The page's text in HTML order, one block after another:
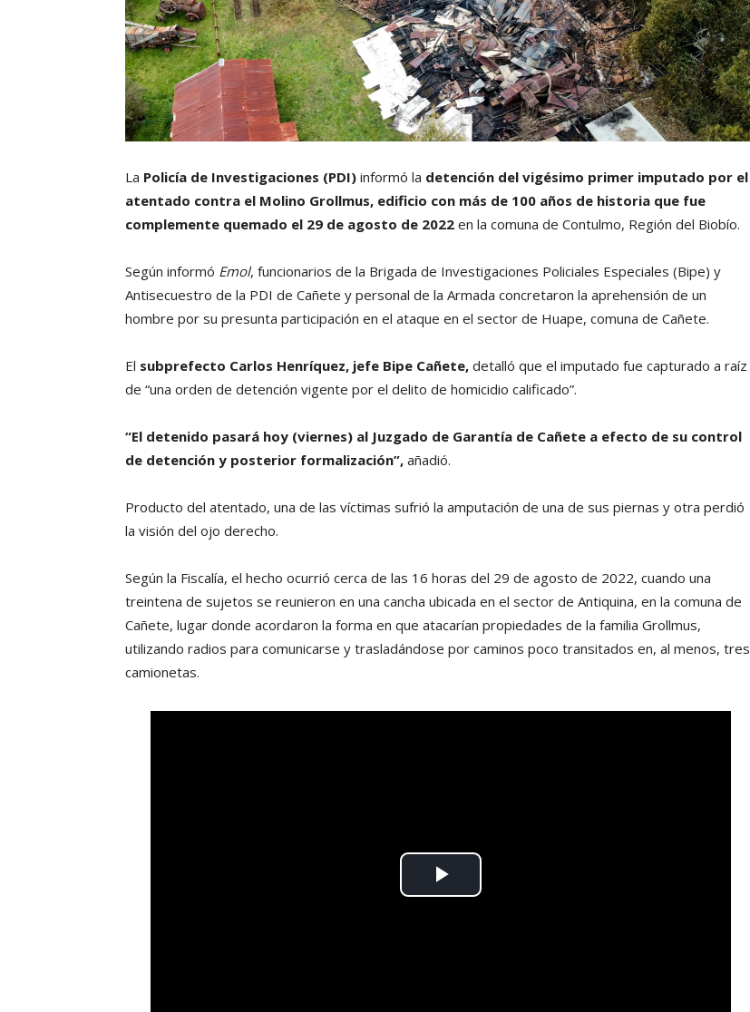
La Policía de Investigaciones (PDI) informó la detención del vigésimo primer imputado por el
atentado contra el Molino Grollmus, edificio con más de 100 años de historia que fue
complemente quemado el 29 de agosto de 2022 en la comuna de Contulmo, Región del Biobío.
Según informó Emol, funcionarios de la Brigada de Investigaciones Policiales Especiales (Bipe) y
Antisecuestro de la PDI de Cañete y personal de la Armada concretaron la aprehensión de un
hombre por su presunta participación en el ataque en el sector de Huape, comuna de Cañete.
El subprefecto Carlos Henríquez, jefe Bipe Cañete, detalló que el imputado fue capturado a raíz
de “una orden de detención vigente por el delito de homicidio calificado”.
“El detenido pasará hoy (viernes) al Juzgado de Garantía de Cañete a efecto de su control
de detención y posterior formalización”, añadió.
Producto del atentado, una de las víctimas sufrió la amputación de una de sus piernas y otra perdió
la visión del ojo derecho.
Según la Fiscalía, el hecho ocurrió cerca de las 16 horas del 29 de agosto de 2022, cuando una
treintena de sujetos se reunieron en una cancha ubicada en el sector de Antiquina, en la comuna de
Cañete, lugar donde acordaron la forma en que atacarían propiedades de la familia Grollmus,
utilizando radios para comunicarse y trasladándose por caminos poco transitados en, al menos, tres
camionetas.